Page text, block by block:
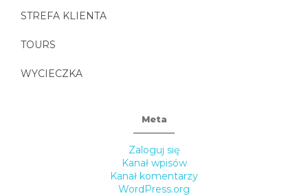
STREFA KLIENTA
TOURS
WYCIECZKA
Meta
Zaloguj się
Kanał wpisów
Kanał komentarzy
WordPress.org